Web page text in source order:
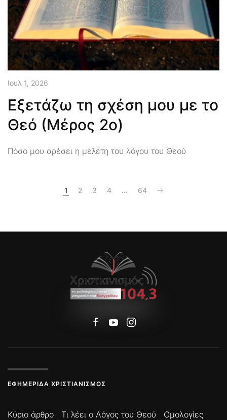
Ιουλ 1, 2026
Εξετάζω τη σχέση μου με το
Θεό (Μέρος 2ο)
Πόσο μου αρέσει η μελέτη του λόγου του Θεού
1 2 3 4 … 64
ΕΦΗΜΕΡΊΔΑ ΧΡΙΣΤΙΑΝΙΣΜΌΣ
Κύριο άρθρο Τι λέει ο Λόγος του Θεού
Ομολογίες